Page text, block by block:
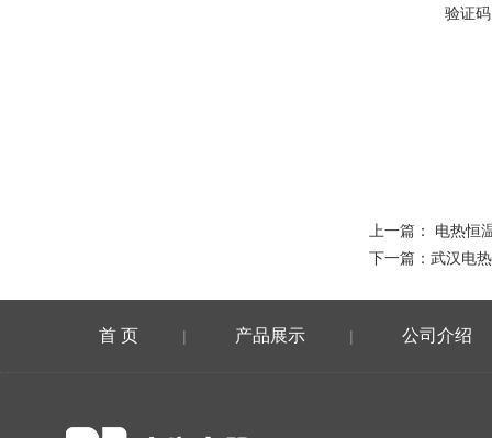
验证
上一篇： 电热恒
下一篇： 武汉电
首 页 | 产品展示 | 公司介绍